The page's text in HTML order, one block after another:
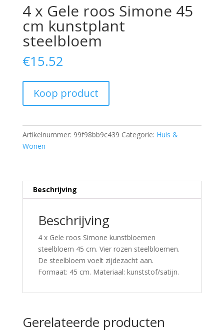
4 x Gele roos Simone 45
cm kunstplant
steelbloem
€15.52
Koop product
Artikelnummer: 99f98bb9c439 Categorie: Huis &
Wonen
Beschrijving
Beschrijving
4 x Gele roos Simone kunstbloemen
steelbloem 45 cm. Vier rozen steelbloemen.
De steelbloem voelt zijdezacht aan.
Formaat: 45 cm. Materiaal: kunststof/satijn.
Gerelateerde producten